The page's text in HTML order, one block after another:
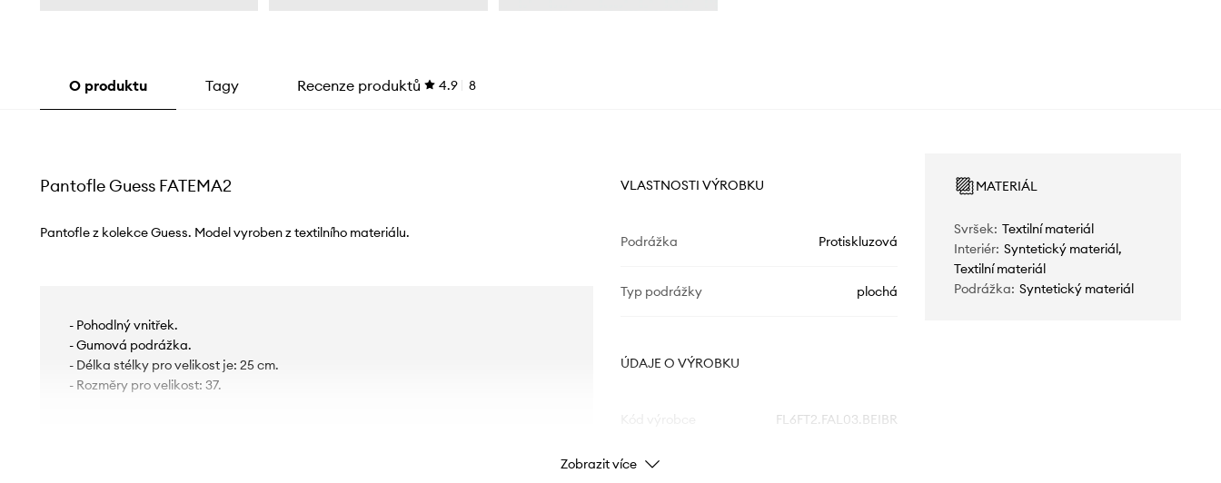
O produktu Tagy Recenze produktů 4.9 8
Pantofle Guess FATEMA2
Pantofle z kolekce Guess. Model vyroben z textilního materiálu.
- Pohodlný vnitřek.
- Gumová podrážka.
- Délka stélky pro velikost je: 25 cm.
- Rozměry pro velikost: 37.
VLASTNOSTI VÝROBKU
Podrážka Protiskluzová
Typ podrážky plochá
ÚDAJE O VÝROBKU
FL6FT2.FAL03.BEIBR
Barva
MATERIÁL
Svršek: Textilní materiál
Interiér: Syntetický materiál,
Textilní materiál
Podrážka: Syntetický materiál
Zobrazit více